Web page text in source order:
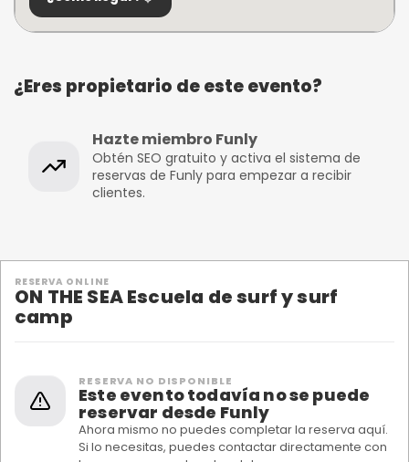
¿Eres propietario de este evento?
Hazte miembro Funly
Obtén SEO gratuito y activa el sistema de
reservas de Funly para empezar a recibir
clientes.
RESERVA ONLINE
ON THE SEA Escuela de surf y surf
camp
RESERVA NO DISPONIBLE
Este evento todavía no se puede
reservar desde Funly
Ahora mismo no puedes completar la reserva aquí.
Si lo necesitas, puedes contactar directamente con